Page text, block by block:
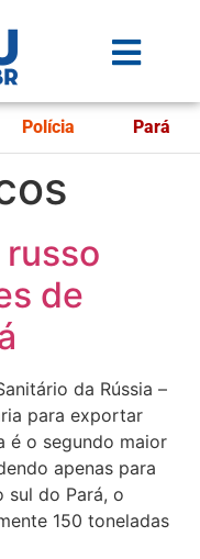
Polícia Pará
de
da Rússia –
para exportar
é o segundo maior
apenas para
sul do Pará, o
150 toneladas